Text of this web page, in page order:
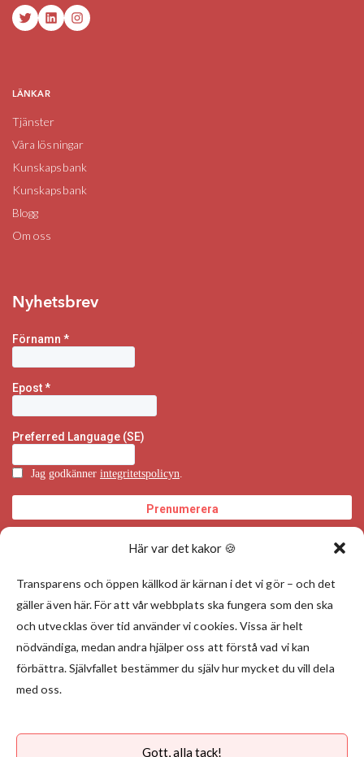
Här var det kakor 🍪
Transparens och öppen källkod är kärnan i det vi gör – och det
gäller även här. För att vår webbplats ska fungera som den ska
och utvecklas över tid använder vi cookies. Vissa är helt
nödvändiga, medan andra hjälper oss att förstå vad vi kan
förbättra. Självfallet bestämmer du själv hur mycket du vill dela
med oss.
Gott, alla tack!
TwitterLinkedInInstagram
LÄNKAR
Tjänster
Våra lösningar
Kunskapsbank
Kunskapsbank
Blogg
Om oss
Nyhetsbrev
Välj land